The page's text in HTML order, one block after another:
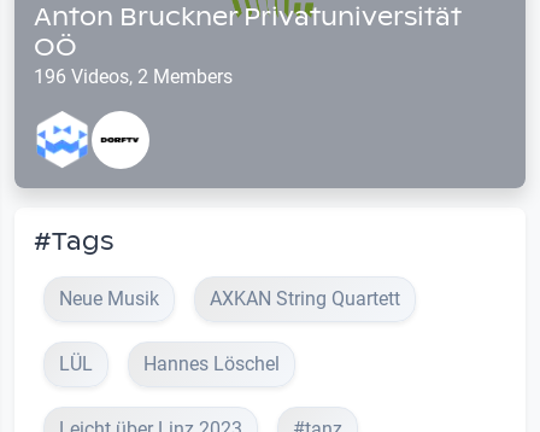
Anton Bruckner Privatuniversität
OÖ
196 Videos, 2 Members
#Tags
Neue Musik AXKAN String Quartett
LÜL Hannes Löschel